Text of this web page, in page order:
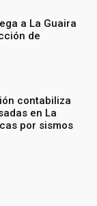
a La Guaira
de
contabiliza
en La
por sismos